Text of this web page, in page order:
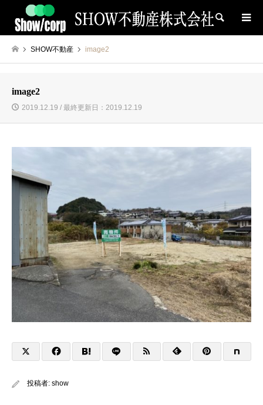
検索
SHOW不動産 image2
image2
2019.12.19 / 最終更新日：2019.12.19
投稿者: show